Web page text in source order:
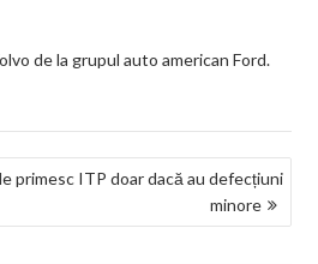
de la grupul auto american Ford.
primesc ITP doar dacă au defecțiuni
minore